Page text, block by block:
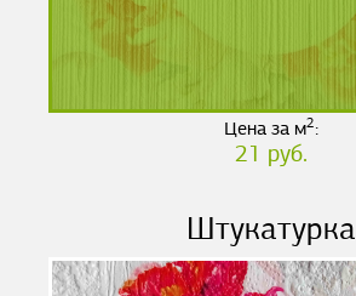
Цена за м2:
21 руб.
Штукатурка